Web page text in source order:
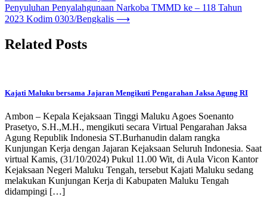
Penyuluhan Penyalahgunaan Narkoba TMMD ke – 118 Tahun
2023 Kodim 0303/Bengkalis ⟶
Related Posts
Kajati Maluku bersama Jajaran Mengikuti Pengarahan Jaksa Agung RI
Ambon – Kepala Kejaksaan Tinggi Maluku Agoes Soenanto
Prasetyo, S.H.,M.H., mengikuti secara Virtual Pengarahan Jaksa
Agung Republik Indonesia ST.Burhanudin dalam rangka
Kunjungan Kerja dengan Jajaran Kejaksaan Seluruh Indonesia. Saat
virtual Kamis, (31/10/2024) Pukul 11.00 Wit, di Aula Vicon Kantor
Kejaksaan Negeri Maluku Tengah, tersebut Kajati Maluku sedang
melakukan Kunjungan Kerja di Kabupaten Maluku Tengah
didampingi […]